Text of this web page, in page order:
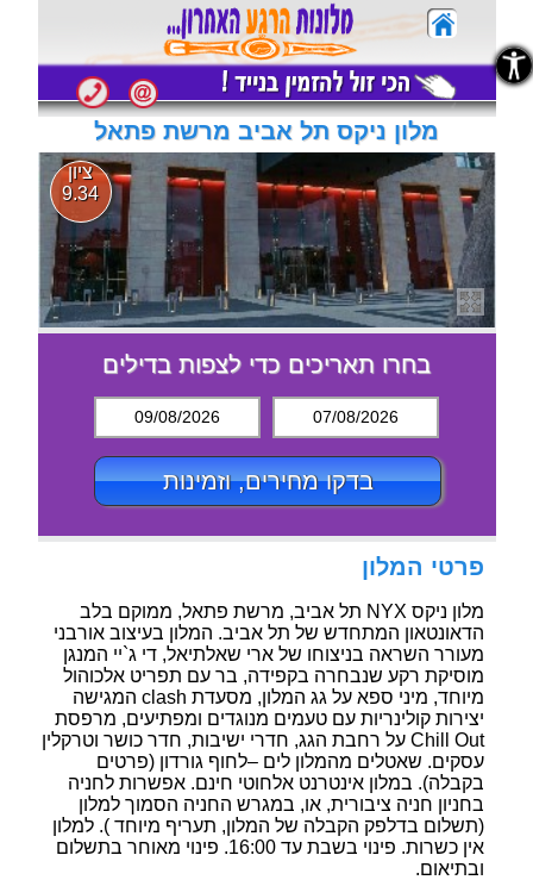
מלון ניקס תל אביב מרשת פתאל
ציון
9.34
בחרו תאריכים כדי לצפות בדילים
09/08/2026 07/08/2026
בדקו מחירים, וזמינות
פרטי המלון
מלון ניקס NYX תל אביב, מרשת פתאל, ממוקם בלב
הדאונטאון המתחדש של תל אביב. המלון בעיצוב אורבני
מעורר השראה בניצוחו של ארי שאלתיאל, די ג`יי המנגן
מוסיקת רקע שנבחרה בקפידה, בר עם תפריט אלכוהול
מיוחד, מיני ספא על גג המלון, מסעדת clash המגישה
יצירות קולינריות עם טעמים מנוגדים ומפתיעים, מרפסת
Chill Out על רחבת הגג, חדרי ישיבות, חדר כושר וטרקלין
עסקים. שאטלים מהמלון לים –לחוף גורדון (פרטים
בקבלה). במלון אינטרנט אלחוטי חינם. אפשרות לחניה
בחניון חניה ציבורית, או, במגרש החניה הסמוך למלון
(תשלום בדלפק הקבלה של המלון, תעריף מיוחד ). למלון
אין כשרות. פינוי בשבת עד 16:00. פינוי מאוחר בתשלום
ובתיאום.
נגישות
נגישות